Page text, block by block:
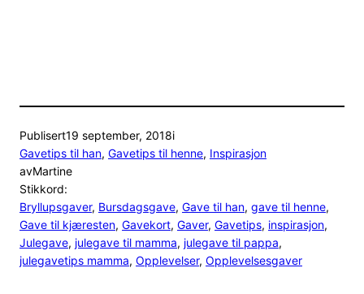
Publisert19 september, 2018i
Gavetips til han, Gavetips til henne, Inspirasjon
avMartine
Stikkord:
Bryllupsgaver, Bursdagsgave, Gave til han, gave til henne
Gave til kjæresten, Gavekort, Gaver, Gavetips, inspirasjon
Julegave, julegave til mamma, julegave til pappa
julegavetips mamma, Opplevelser, Opplevelsesgaver